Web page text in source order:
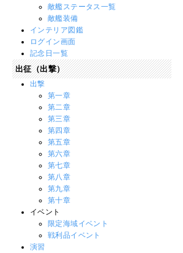
敵艦ステータス一覧
敵艦装備
インテリア図鑑
ログイン画面
記念日一覧
出征（出撃）
出撃
第一章
第二章
第三章
第四章
第五章
第六章
第七章
第八章
第九章
第十章
イベント
限定海域イベント
戦利品イベント
演習